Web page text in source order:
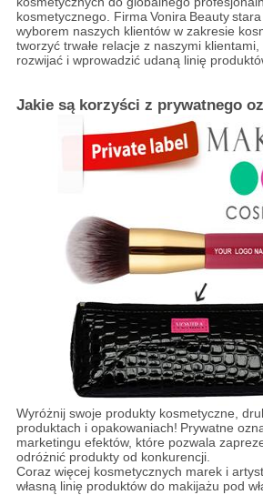
kosmetycznego. FirmaVonira Beauty
wyborem naszych klientów w zakresie
tworzyć trwałe relacje z naszymi
rozwijać i wprowadzić udaną linię
Jakie są korzyści z prywatnego
Wyróżnij swoje produkty kosmetyczne,
produktach i opakowaniach! Prywatne
marketingu efektów, które pozwala
odróżnić produkty od konkurencji.
Coraz więcej kosmetycznych marek i
własną linię produktów do makijażu pod